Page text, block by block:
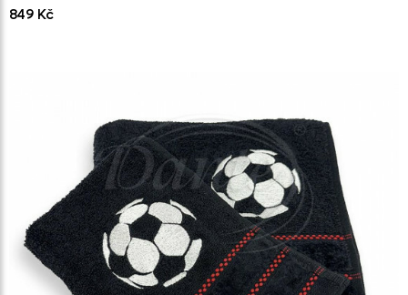
849 Kč